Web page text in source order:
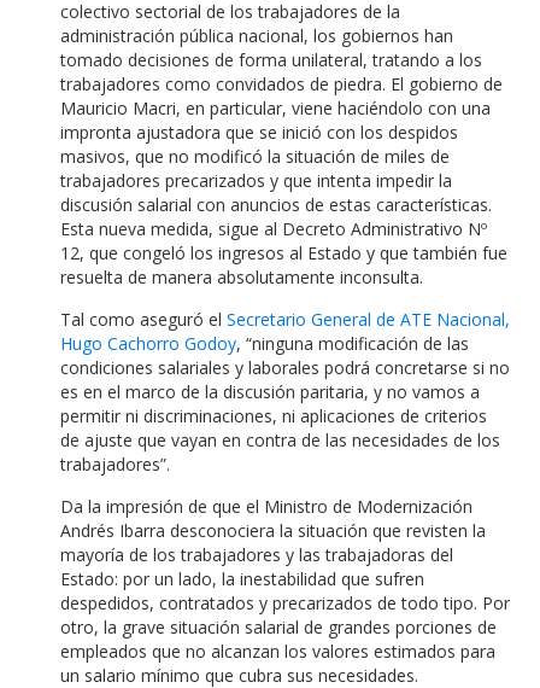
colectivo sectorial de los trabajadores de la
administración pública nacional, los gobiernos han
tomado decisiones de forma unilateral, tratando a los
trabajadores como convidados de piedra. El gobierno de
Mauricio Macri, en particular, viene haciéndolo con una
impronta ajustadora que se inició con los despidos
masivos, que no modificó la situación de miles de
trabajadores precarizados y que intenta impedir la
discusión salarial con anuncios de estas características.
Esta nueva medida, sigue al Decreto Administrativo Nº
12, que congeló los ingresos al Estado y que también fue
resuelta de manera absolutamente inconsulta.
Tal como aseguró el Secretario General de ATE Nacional,
Hugo Cachorro Godoy, “ninguna modificación de las
condiciones salariales y laborales podrá concretarse si no
es en el marco de la discusión paritaria, y no vamos a
permitir ni discriminaciones, ni aplicaciones de criterios
de ajuste que vayan en contra de las necesidades de los
trabajadores”.
Da la impresión de que el Ministro de Modernización
Andrés Ibarra desconociera la situación que revisten la
mayoría de los trabajadores y las trabajadoras del
Estado: por un lado, la inestabilidad que sufren
despedidos, contratados y precarizados de todo tipo. Por
otro, la grave situación salarial de grandes porciones de
empleados que no alcanzan los valores estimados para
un salario mínimo que cubra sus necesidades.